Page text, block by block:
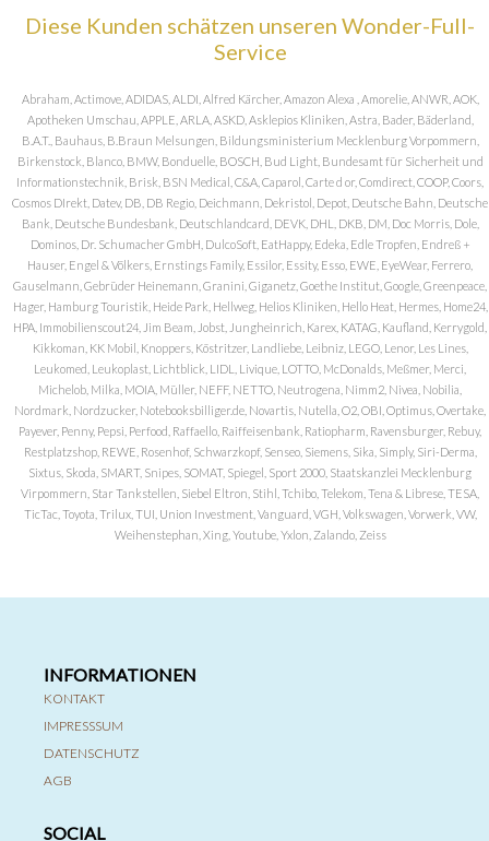
Diese Kunden schätzen unseren Wonder-Full-
Service
Abraham, Actimove, ADIDAS, ALDI, Alfred Kärcher, Amazon Alexa , Amorelie, ANWR, AOK,
Apotheken Umschau, APPLE, ARLA, ASKD, Asklepios Kliniken, Astra, Bader, Bäderland,
B.A.T., Bauhaus, B.Braun Melsungen, Bildungsministerium Mecklenburg Vorpommern,
Birkenstock, Blanco, BMW, Bonduelle, BOSCH, Bud Light, Bundesamt für Sicherheit und
Informationstechnik, Brisk, BSN Medical, C&A, Caparol, Carte d or, Comdirect, COOP, Coors,
Cosmos DIrekt, Datev, DB, DB Regio, Deichmann, Dekristol, Depot, Deutsche Bahn, Deutsche
Bank, Deutsche Bundesbank, Deutschlandcard, DEVK, DHL, DKB, DM, Doc Morris, Dole,
Dominos, Dr. Schumacher GmbH, DulcoSoft, EatHappy, Edeka, Edle Tropfen, Endreß +
Hauser, Engel & Völkers, Ernstings Family, Essilor, Essity, Esso, EWE, EyeWear, Ferrero,
Gauselmann, Gebrüder Heinemann, Granini, Giganetz, Goethe Institut, Google, Greenpeace,
Hager, Hamburg Touristik, Heide Park, Hellweg, Helios Kliniken, Hello Heat, Hermes, Home24,
HPA, Immobilienscout24, Jim Beam, Jobst, Jungheinrich, Karex, KATAG, Kaufland, Kerrygold,
Kikkoman, KK Mobil, Knoppers, Köstritzer, Landliebe, Leibniz, LEGO, Lenor, Les Lines,
Leukomed, Leukoplast, Lichtblick, LIDL, Livique, LOTTO, McDonalds, Meßmer, Merci,
Michelob, Milka, MOIA, Müller, NEFF, NETTO, Neutrogena, Nimm2, Nivea, Nobilia,
Nordmark, Nordzucker, Notebooksbilliger.de, Novartis, Nutella, O2, OBI, Optimus, Overtake,
Payever, Penny, Pepsi, Perfood, Raffaello, Raiffeisenbank, Ratiopharm, Ravensburger, Rebuy,
Restplatzshop, REWE, Rosenhof, Schwarzkopf, Senseo, Siemens, Sika, Simply, Siri-Derma,
Sixtus, Skoda, SMART, Snipes, SOMAT, Spiegel, Sport 2000, Staatskanzlei Mecklenburg
Virpommern, Star Tankstellen, Siebel Eltron, Stihl, Tchibo, Telekom, Tena & Librese, TESA,
TicTac, Toyota, Trilux, TUI, Union Investment, Vanguard, VGH, Volkswagen, Vorwerk, VW,
Weihenstephan, Xing, Youtube, Yxlon, Zalando, Zeiss
INFORMATIONEN
KONTAKT
IMPRESSSUM
DATENSCHUTZ
AGB
SOCIAL